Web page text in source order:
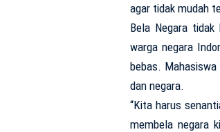
agar tidak mudah
Bela Negara
warga negara
bebas.
dan negara.
“Kita harus
membela negara